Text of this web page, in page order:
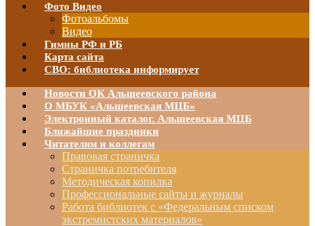
Фото Видео
Фотоальбомы
Видео
Гимны РФ и РБ
Карта сайта
СВО: библиотека информирует
Новости ОК Альшеевского района
О МБУК «Альшеевская МЦБ»
Электронный каталог. Альшеевская МЦБ
Ближайшие праздники
Читателям и коллегам
Правовая страничка
Страничка потребителя
Методическая копилка
Профессиональные сайты и журналы
Работа библиотек с «Федеральным списком
экстремистских материалов»